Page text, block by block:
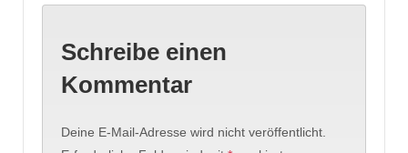
Schreibe einen
Kommentar
Deine E-Mail-Adresse wird nicht veröffentlicht.